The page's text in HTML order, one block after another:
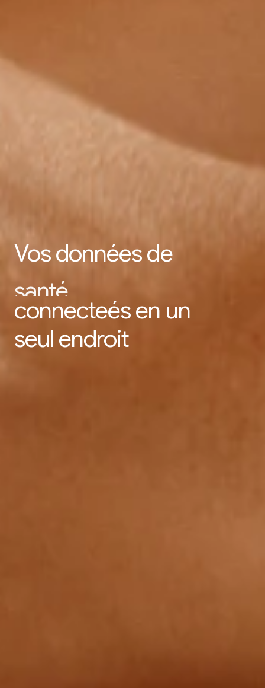
Vos données de
santé,
connecteés en un
seul endroit
Activités récentes